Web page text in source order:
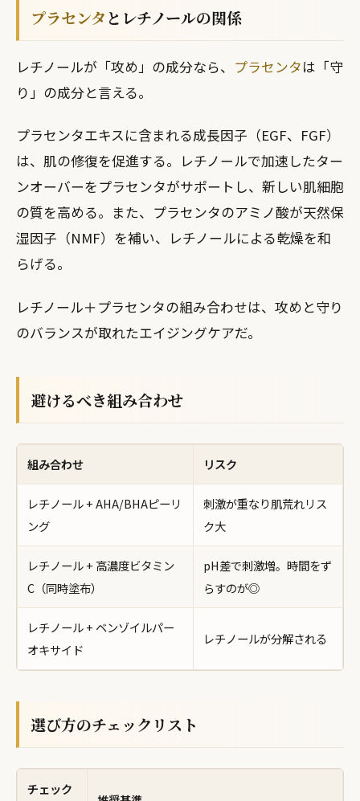
プラセンタ とレチノールの関係
レチノールが「攻め」の成分なら、 プラセンタは「守
り」の成分と言える。
プラセンタエキスに含まれる成長因子（EGF、FGF）
は、肌の修復を促進する。レチノールで加速したター
ンオーバーをプラセンタがサポートし、新しい肌細胞
の質を高める。また、プラセンタのアミノ酸が天然保
湿因子（NMF）を補い、レチノールによる乾燥を和
らげる。
レチノール＋プラセンタの組み合わせは、攻めと守り
のバランスが取れたエイジングケアだ。
避けるべき組み合わせ
組み合わせ リスク
レチノール + AHA/BHAピーリ
ング
刺激が重なり肌荒れリス
ク大
レチノール + 高濃度ビタミン
C（同時塗布）
pH差で刺激増。時間をず
らすのが◎
レチノール + ベンゾイルパー
オキサイド
レチノールが分解される
選び方のチェックリスト
チェック